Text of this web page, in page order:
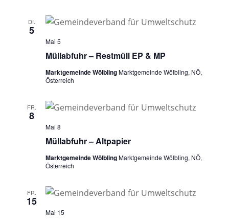
DI.
5
Müllabfuhr – Restmüll EP & MP
Mai 5
Marktgemeinde WölblingMarktgemeinde Wölbling, NÖ,
Österreich
FR.
8
Müllabfuhr – Altpapier
Mai 8
Marktgemeinde WölblingMarktgemeinde Wölbling, NÖ,
Österreich
FR.
15
Mai 15